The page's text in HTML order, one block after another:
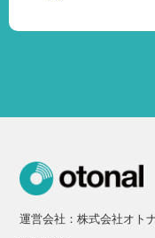
運営会社：株式会社オト